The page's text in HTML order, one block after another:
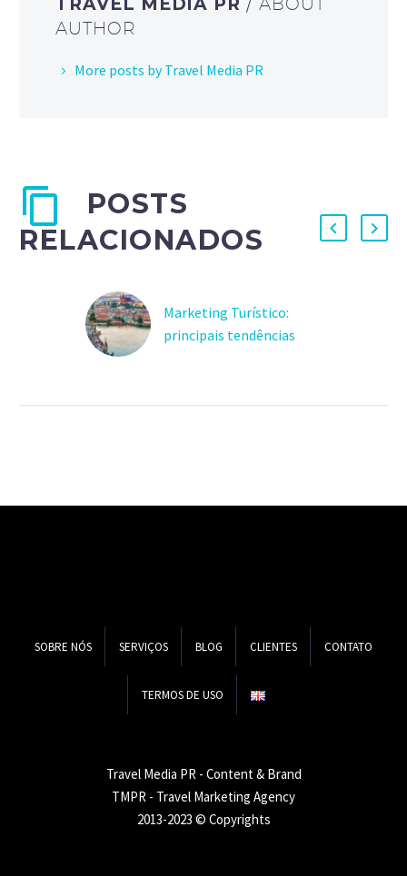
AUTHOR
More posts by Travel Media PR
POSTS
RELACIONADOS
Marketing Turístico:
principais tendências
incertezas e perdas
SOBRE NÓS SERVIÇOS BLOG CLIENTES CONTATO
TERMOS DE USO
Travel Media PR - Content & Brand
TMPR - Travel Marketing Agency
2013-2023 © Copyrights